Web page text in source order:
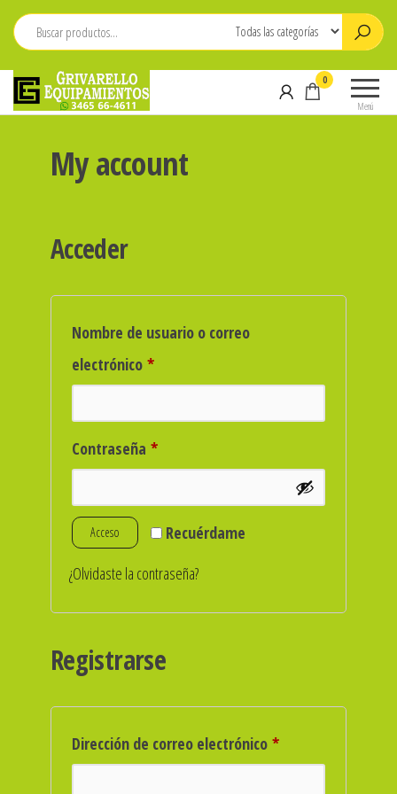
Saltar
Equipamientos
664611
Menú
0
My account
Acceder
Nombre de usuario o correo
electrónico *Obligatorio
Contraseña *Obligatorio
Recuérdame
Acceso
¿Olvidaste la contraseña?
Registrarse
Dirección de correo electrónico *Obligatorio